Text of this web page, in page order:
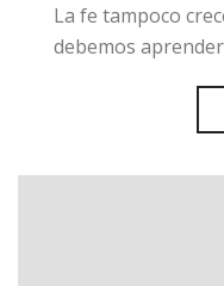
La fe tampoco
debemos